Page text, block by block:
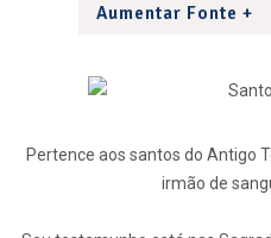
Aumentar Fonte +
Pertence aos santos do Antigo
irmão de